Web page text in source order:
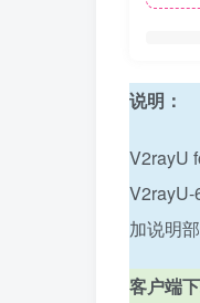
说明：
V2rayU
V2rayU-
加说明部
客户端